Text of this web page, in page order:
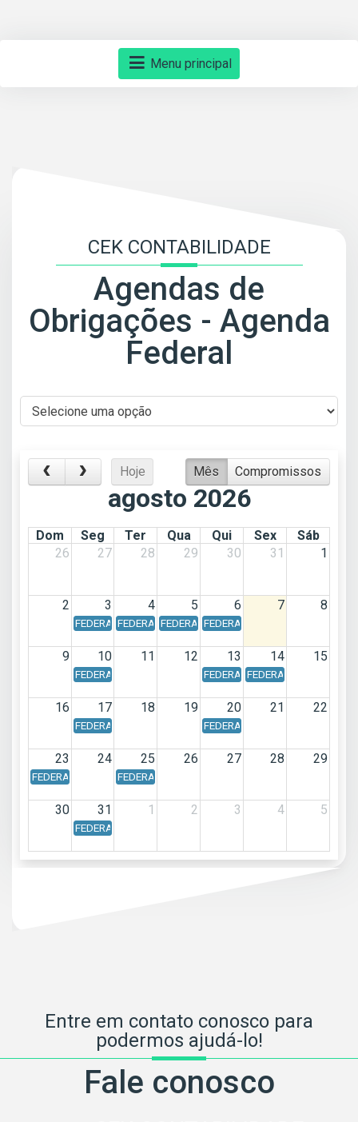
Menu principal
CEK CONTABILIDADE
Agendas de
Obrigações - Agenda
Federal
Hoje Mês Compromissos
agosto 2026
Dom Seg Ter Qua Qui Sex
Sáb
26
27 28 29 30 31 1
2 3 4 5 6 7 8
FEDERAL - Calendário Federal - Data de vencimento: Dia
FEDERAL - Calendário Federal - Data de
FEDERAL - Calendário Federal - Data
FEDERAL - Calendário Federal
9 10 11 12 13 14 15
FEDERAL - Calendário Federal - Data de vencimento: Dia
FEDERAL - Calendário Federal
FEDERAL -
16 17 18 19 20 21 22
FEDERAL - Calendário Federal - Data de vencimento: Dia
FEDERAL - Calendário Federal
23 24 25 26 27 28 29
FEDERAL - Calendário Federal - Data de vencimento: Dia 23/08/
FEDERAL - Calendário Federal - Data de
30 31 1 2 3 4 5
FEDERAL - Calendário Federal - Data de vencimento: Dia
Entre em contato conosco para
podermos ajudá-lo!
Fale conosco